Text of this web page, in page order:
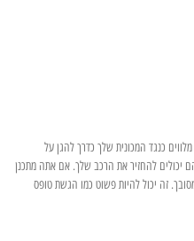
כנגד המכונית שלך כדרך להגן על
להחזיר את הרכב שלך. אם אתה מתכנן
זה יכול להיות פשוט כמו הגשת טופס